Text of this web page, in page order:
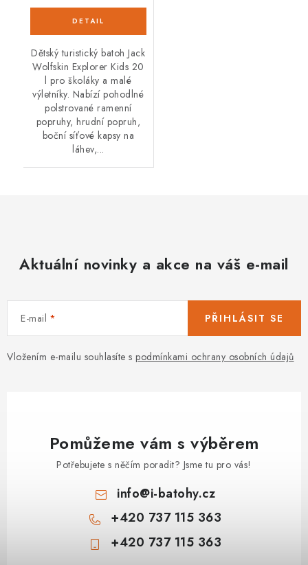
Dětský turistický batoh Jack
Wolfskin Explorer Kids 20
l pro školáky a malé
výletníky. Nabízí pohodlné
polstrované ramenní
popruhy, hrudní popruh,
boční síťové kapsy na
láhev,...
Aktuální novinky a akce na váš e-mail
E-mail
Vložením e-mailu souhlasíte s podmínkami ochrany osobních údajů
PŘIHLÁSIT SE
Pomůžeme vám s výběrem
Potřebujete s něčím poradit? Jsme tu pro vás!
info@i-batohy.cz
+420 737 115 363
+420 737 115 363